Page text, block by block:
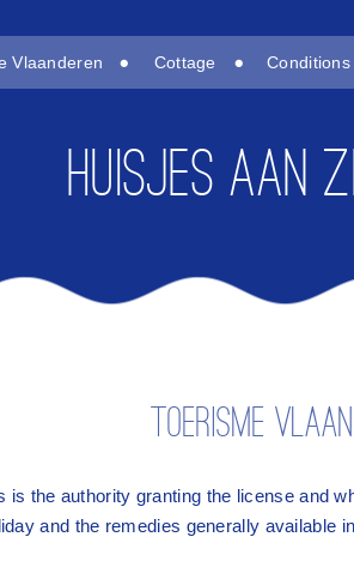
Vlaanderen Cottage Conditions
Huisjes aan
Toerisme
is the authority granting the license and
and the remedies generally available